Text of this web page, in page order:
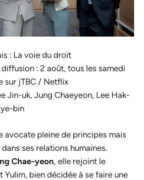
: La voie du droit
diffusion : 2 août, tous les samedi
sur jTBC / Netflix
Jin-uk, Jung Chaeyeon, Lee Hak-
bin
avocate pleine de principes mais
ses relations humaines.
Chae-yeon, elle rejoint le
Yulim, bien décidée à se faire une